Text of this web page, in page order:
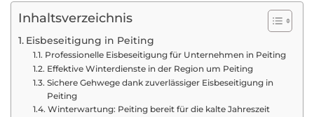
Inhaltsverzeichnis
Eisbeseitigung in Peiting
Professionelle Eisbeseitigung für Unternehmen in Peiting
Effektive Winterdienste in der Region um Peiting
Sichere Gehwege dank zuverlässiger Eisbeseitigung in
Peiting
Winterwartung: Peiting bereit für die kalte Jahreszeit